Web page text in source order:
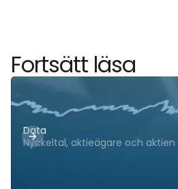
Fortsätt läsa
Data
Nyckeltal, aktieägare och aktien